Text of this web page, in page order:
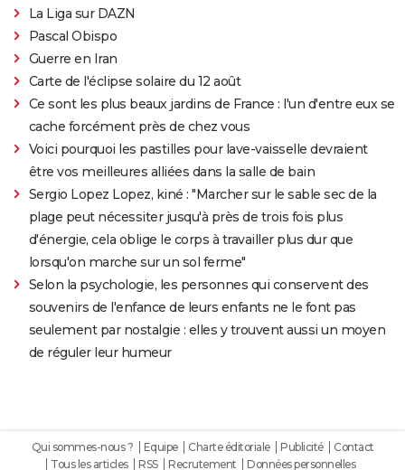
La Liga sur DAZN
Pascal Obispo
Guerre en Iran
Carte de l'éclipse solaire du 12 août
Ce sont les plus beaux jardins de France : l'un d'entre eux se
cache forcément près de chez vous
Voici pourquoi les pastilles pour lave-vaisselle devraient
être vos meilleures alliées dans la salle de bain
Sergio Lopez Lopez, kiné : "Marcher sur le sable sec de la
plage peut nécessiter jusqu'à près de trois fois plus
d'énergie, cela oblige le corps à travailler plus dur que
lorsqu'on marche sur un sol ferme"
Selon la psychologie, les personnes qui conservent des
souvenirs de l'enfance de leurs enfants ne le font pas
seulement par nostalgie : elles y trouvent aussi un moyen
de réguler leur humeur
Qui sommes-nous ? Equipe Charte éditoriale Publicité
Contact
Tous les articles
RSS Recrutement Données personnelles